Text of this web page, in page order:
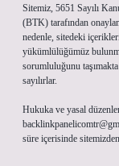
Sitemiz, 5651 Sayılı
(BTK) tarafından
nedenle, sitedeki
yükümlülüğümüz
sorumluluğunu
sayılırlar.
Hukuka ve yasal
süre içerisinde sitemizden